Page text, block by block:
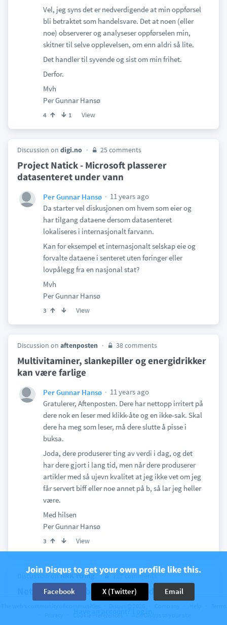
Vel, jeg syns det er nedverdigende at min oppførsel
bli betraktet som handelsvare. Det at noen (eller
noe) observerer og analyseser oppførselen min,
skitner til selve opplevelsen, om enn aldri så lite.
Det handler til syvende og sist om min frihet.
Derfor.
Mvh
Per Gunnar Hansø
4 1 View
Discussion on digi.no 25 comments
Project Natick - Microsoft plasserer
datasenteret under vann
Per Gunnar Hansø
11 years ago
Da starter vel diskusjonen om hvem som eier og
har tilgang dataene dersom datasenteret
lokaliseres i internasjonalt farvann.
Kan for eksempel et internasjonalt selskap eie og
forvalte dataene i senteret uten føringer eller
lovpålegg fra en nasjonal stat?
Mvh
Per Gunnar Hansø
3 View
Discussion on aftenposten 38 comments
Multivitaminer, slankepiller og energidrikker
kan være farlige
Per Gunnar Hansø
11 years ago
Gratulerer, Aftenposten. Dere har nettopp irritert på
dere nok en leser med klikk-åte og en ikke-sak. Skal
dere ha meg som leser, må dere slutte å pisse i
buksa.
Joda, dere produserer ting av verdi i dag, og det
har dere gjort i lang tid, men når dere produserer
artikler med så ujevn kvalitet at jeg ikke vet om jeg
får servert biff eller noe annet på b, så lar jeg heller
være.
Med hilsen
Per Gunnar Hansø
3 View
Discussion onNRK Ytring 127 comments
Nettdugnad for bedre filmtilbud
Join Disqus to get your own profile like this.
Facebook X (Twitter) Email